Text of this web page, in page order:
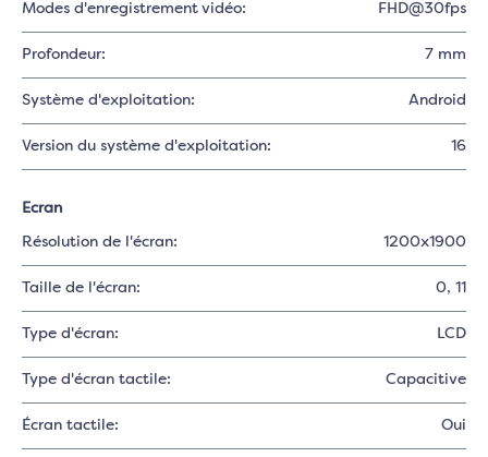
Modes d'enregistrement vidéo: FHD@30fps
Profondeur: 7 mm
Système d'exploitation: Android
Version du système d'exploitation: 16
Ecran
Résolution de l'écran: 1200x1900
Taille de l'écran: 0, 11
Type d'écran: LCD
Type d'écran tactile: Capacitive
Écran tactile: Oui